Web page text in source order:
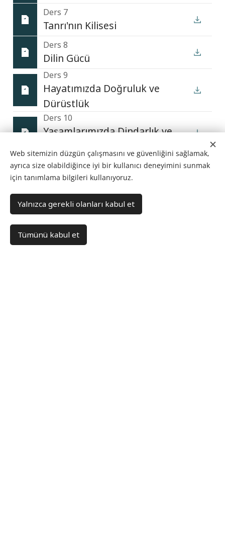
Ders 7
Tanrı'nın Kilisesi
Ders 8
Dilin Gücü
Ders 9
Hayatımızda Doğruluk ve
Dürüstlük
Ders 10
Yaşamlarımızda Dindarlık ve
Ders 11
Evlilik ve Aile
Ders 12
Müritlik ve Devlete Karşı
Tutum
Ders 13
Web sitemizin düzgün çalışmasını ve güvenliğini sağlamak,
ayrıca size olabildiğince iyi bir kullanıcı deneyimini sunmak
için tanımlama bilgileri kullanıyoruz.
Yalnızca gerekli olanları kabul et
Tümünü kabul et